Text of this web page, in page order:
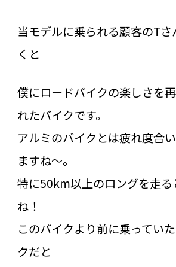
当モデルに乗られる顧客のT
くと
僕にロードバイクの楽しさを
れたバイクです。
アルミのバイクとは疲れ度合
ますね～。
特に50km以上のロングを走る
ね！
このバイクより前に乗ってい
クだと